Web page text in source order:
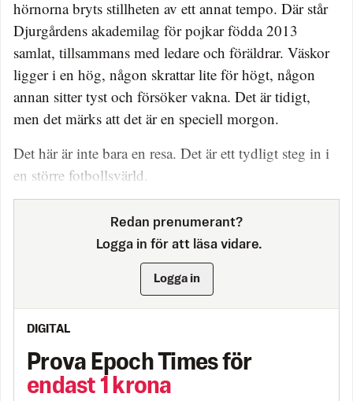
hörnorna bryts stillheten av ett annat tempo. Där står
Djurgårdens akademilag för pojkar födda 2013
samlat, tillsammans med ledare och föräldrar. Väskor
ligger i en hög, någon skrattar lite för högt, någon
annan sitter tyst och försöker vakna. Det är tidigt,
men det märks att det är en speciell morgon.
Det här är inte bara en resa. Det är ett tydligt steg in i
en större fotbollsvärld.
Redan prenumerant?
Logga in för att läsa vidare.
Logga in
DIGITAL
Prova Epoch Times för
endast 1 krona